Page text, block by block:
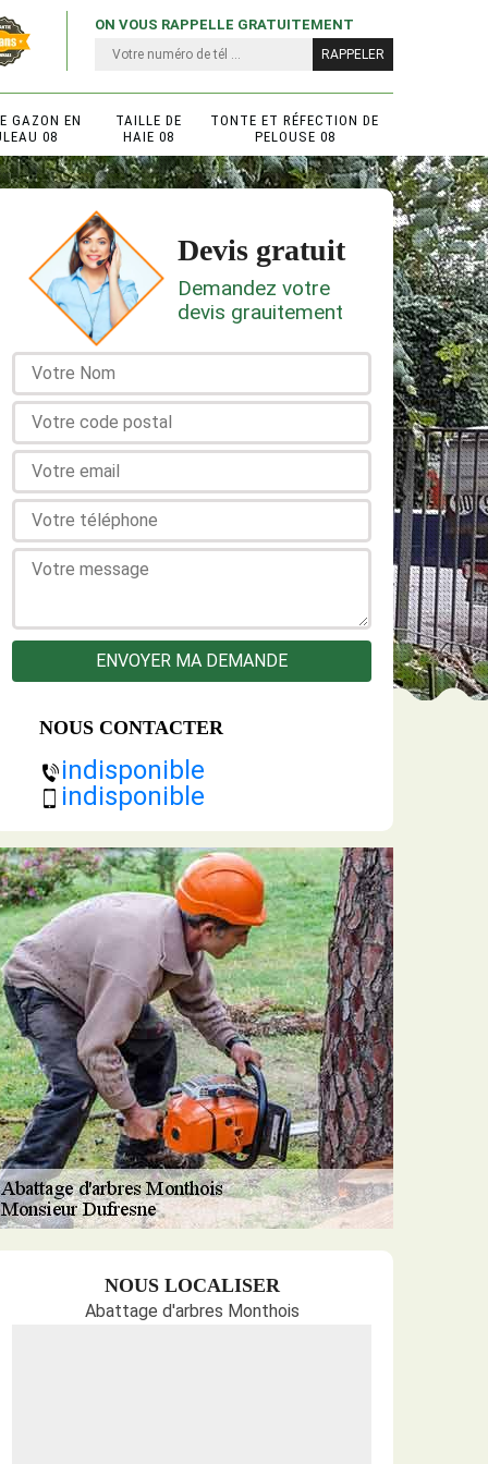
ON VOUS RAPPELLE GRATUITEMENT
GAZON EN
08
TAILLE DE
HAIE 08
TONTE ET RÉFECTION DE
PELOUSE 08
Devis gratuit
Demandez votre
devis grauitement
NOUS CONTACTER
indisponible
indisponible
NOUS LOCALISER
Abattage d'arbres Monthois